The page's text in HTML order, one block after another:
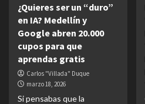
¿Quieres ser un “duro”
en IA? Medellín y
Google abren 20.000
cupos para que
aprendas gratis
Carlos "Villada" Duque
marzo 18, 2026
Si pensabas que la